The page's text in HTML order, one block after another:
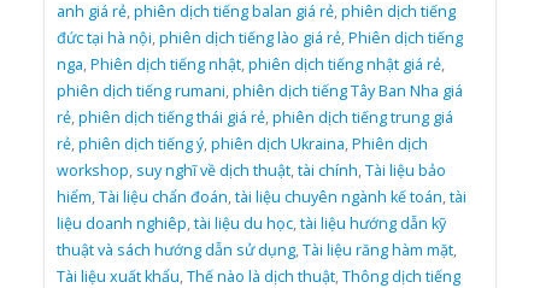
anh giá rẻ,phiên dịch tiếng balan giá rẻ,phiên dịch tiếng
đức tại hà nội,phiên dịch tiếng lào giá rẻ,Phiên dịch tiếng
nga,Phiên dịch tiếng nhật,phiên dịch tiếng nhật giá rẻ,
phiên dịch tiếng rumani,phiên dịch tiếng Tây Ban Nha giá
rẻ,phiên dịch tiếng thái giá rẻ,phiên dịch tiếng trung giá
rẻ,phiên dịch tiếng ý,phiên dịch Ukraina,Phiên dịch
workshop, suy nghĩ về dịch thuật,tài chính,Tài liệu bảo
hiểm,Tài liệu chẩn đoán,tài liệu chuyên ngành kế toán,tài
liệu doanh nghiêp,tài liệu du học,tài liệu hướng dẫn kỹ
thuật và sách hướng dẫn sử dụng,Tài liệu răng hàm mặt,
Tài liệu xuất khẩu,Thế nào là dịch thuật,Thông dịch tiếng